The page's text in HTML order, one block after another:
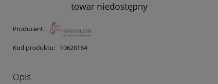
towar niedostępny
Producent:
Kod produktu: 10628164
Opis